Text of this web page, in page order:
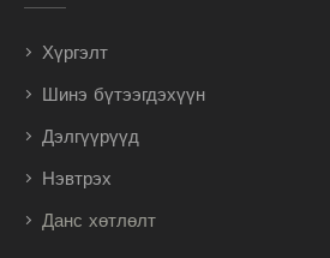
Хүргэлт
Шинэ бүтээгдэхүүн
Дэлгүүрүүд
Нэвтрэх
Данс хөтлөлт